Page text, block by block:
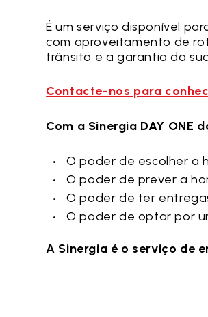
É um serviço disponível
com aproveitamento de
trânsito e a garantia da
Contacte-nos para
Com a Sinergia DAY ONE
O poder de escolher a
O poder de prever a
O poder de ter
O poder de optar por
A Sinergia é o serviço de